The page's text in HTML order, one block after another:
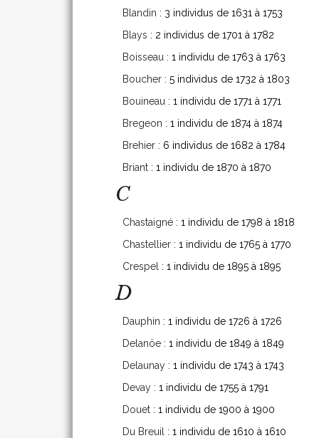
Blandin : 3 individus de 1631 à 1753
Blays : 2 individus de 1701 à 1782
Boisseau : 1 individu de 1763 à 1763
Boucher : 5 individus de 1732 à 1803
Bouineau : 1 individu de 1771 à 1771
Bregeon : 1 individu de 1874 à 1874
Brehier : 6 individus de 1682 à 1784
Briant : 1 individu de 1870 à 1870
C
Chastaigné : 1 individu de 1798 à 1818
Chastellier : 1 individu de 1765 à 1770
Crespel : 1 individu de 1895 à 1895
D
Dauphin : 1 individu de 1726 à 1726
Delanöe : 1 individu de 1849 à 1849
Delaunay : 1 individu de 1743 à 1743
Devay : 1 individu de 1755 à 1791
Douet : 1 individu de 1900 à 1900
Du Breuil
: 1 individu de 1610 à 1610